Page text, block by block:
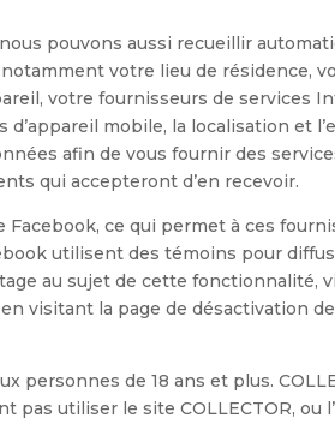
pouvons aussi recueillir
votre lieu de résidence,
votre fournisseurs de services
mobile, la localisation et
afin de vous fournir des
qui accepteront d’en recevoir.
ce qui permet à ces
utilisent des témoins pour
au sujet de cette fonctionnalité,
visitant la page de désactivation
personnes de 18 ans et plus.
utiliser le site COLLECTOR, ou